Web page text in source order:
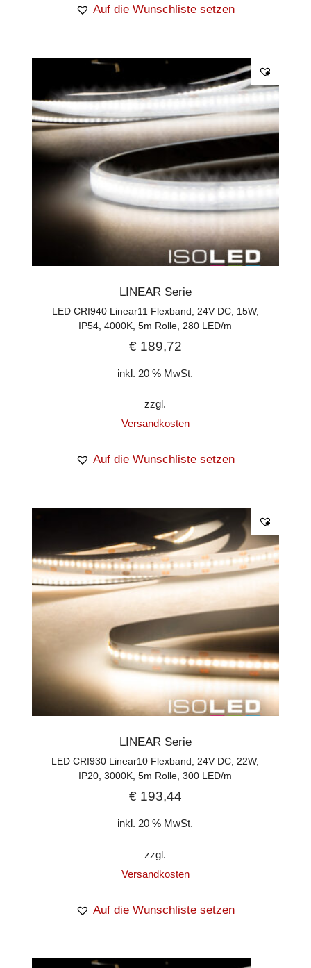
Auf die Wunschliste setzen
LINEAR Serie
LED CRI940 Linear11 Flexband, 24V DC, 15W,
IP54, 4000K, 5m Rolle, 280 LED/m
€189,72
inkl. 20 % MwSt.
zzgl.
Versandkosten
Auf die Wunschliste setzen
LINEAR Serie
LED CRI930 Linear10 Flexband, 24V DC, 22W,
IP20, 3000K, 5m Rolle, 300 LED/m
€193,44
inkl. 20 % MwSt.
zzgl.
Versandkosten
Auf die Wunschliste setzen